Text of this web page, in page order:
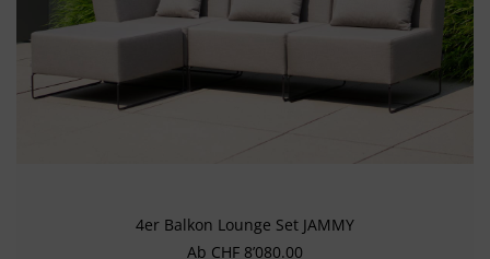
4er Balkon Lounge Set JAMMY
Regulärer Preis:
Ab CHF 8’080.00